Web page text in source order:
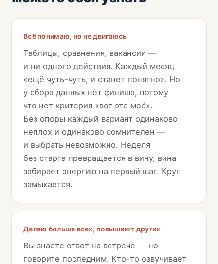
Всё понимаю, но не двигаюсь
Таблицы, сравнения, вакансии —
и ни одного действия. Каждый месяц
«ещё чуть-чуть, и станет понятно». Но
у сбора данных нет финиша, потому
что нет критерия «вот это моё».
Без опоры каждый вариант одинаково
неплох и одинаково сомнителен —
и выбрать невозможно. Неделя
без старта превращается в вину, вина
забирает энергию на первый шаг. Круг
замыкается.
Делаю больше всех, повышают других
Вы знаете ответ на встрече — но
говорите последним. Кто-то озвучивает